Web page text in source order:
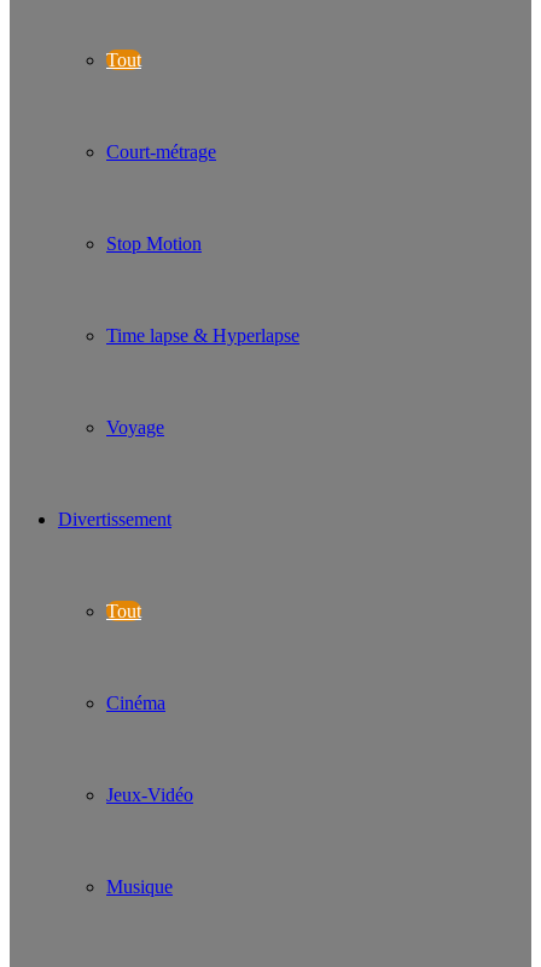
Tout
Court-métrage
Stop Motion
Time lapse & Hyperlapse
Voyage
Divertissement
Tout
Cinéma
Jeux-Vidéo
Musique